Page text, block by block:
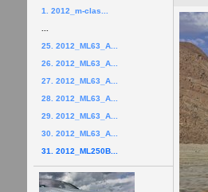
1. 2012_m-clas...
25. 2012_ML63_A...
26. 2012_ML63_A...
27. 2012_ML63_A...
28. 2012_ML63_A...
29. 2012_ML63_A...
30. 2012_ML63_A...
31. 2012_ML250B...